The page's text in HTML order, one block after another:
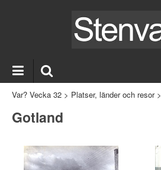
Var? Vecka 32 > Platser, länder och resor>
Gotland